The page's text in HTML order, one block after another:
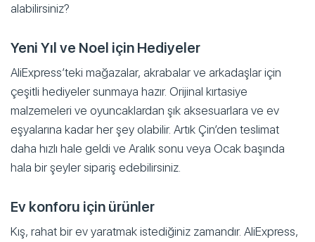
alabilirsiniz?
Yeni Yıl ve Noel için Hediyeler
AliExpress’teki mağazalar, akrabalar ve arkadaşlar için
çeşitli hediyeler sunmaya hazır. Orijinal kırtasiye
malzemeleri ve oyuncaklardan şık aksesuarlara ve ev
eşyalarına kadar her şey olabilir. Artık Çin’den teslimat
daha hızlı hale geldi ve Aralık sonu veya Ocak başında
hala bir şeyler sipariş edebilirsiniz.
Ev konforu için ürünler
Kış, rahat bir ev yaratmak istediğiniz zamandır. AliExpress,